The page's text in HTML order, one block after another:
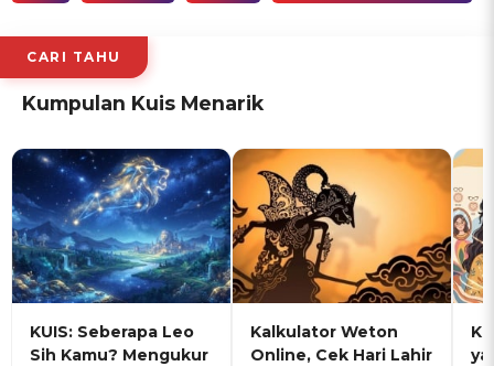
CARI TAHU
Kumpulan Kuis Menarik
KUIS: Seberapa Leo
Sih Kamu? Mengukur
Kalkulator Weton
Online, Cek Hari Lahir